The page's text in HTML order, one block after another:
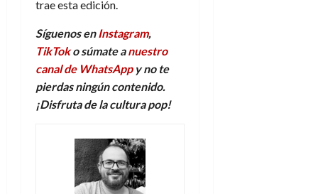
trae esta edición.
Síguenos en Instagram,
TikToko súmate anuestro
canal de WhatsAppy no te
pierdas ningún contenido.
¡Disfruta de laculturapop!